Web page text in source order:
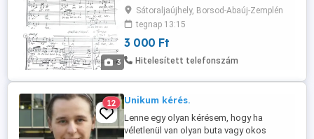
3
Hajdúszoboszlón is át lehet venni
személyesen. Futárral vagy MPL a
mindenkori aktuális költséget
felszámolom. Új, használatlan. Az eredeti
ár itt: Editio Musica Budapest
Sátoraljaújhely, Borsod-Abaúj-Zemplén
tegnap 13:15
3 000 Ft
Hitelesített telefonszám
12 Unikum kérés.
Lenne egy olyan kérésem, hogy ha
véletlenül van olyan buta vagy okos